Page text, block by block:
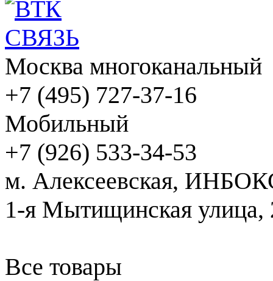
Москва многоканальный
+7 (495) 727-37-16
Мобильный
+7 (926) 533-34-53
м. Алексеевская,
1-я Мытищинская улица,
Все товары